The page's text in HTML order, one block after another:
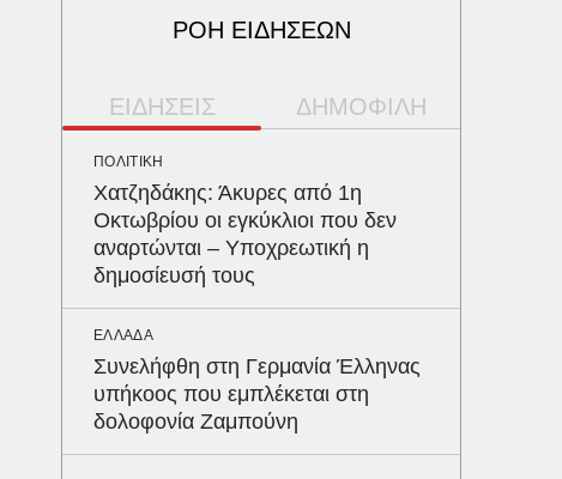
ΡΟΗ ΕΙΔΗΣΕΩΝ
ΕΙΔΗΣΕΙΣ ΔΗΜΟΦΙΛΗ
ΠΟΛΙΤΙΚΗ
Χατζηδάκης: Άκυρες από 1η
Οκτωβρίου οι εγκύκλιοι που δεν
αναρτώνται – Υποχρεωτική η
δημοσίευσή τους
ΕΛΛΑΔΑ
Συνελήφθη στη Γερμανία Έλληνας
υπήκοος που εμπλέκεται στη
δολοφονία Ζαμπούνη